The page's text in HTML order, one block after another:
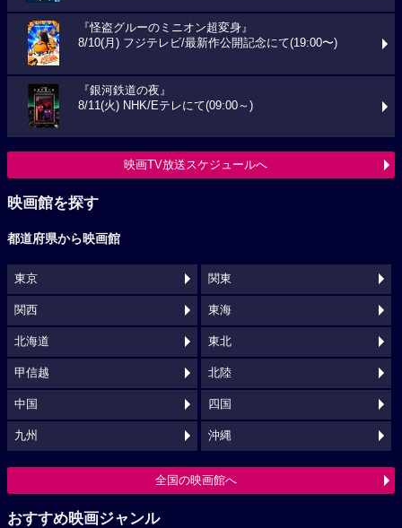
『怪盗グルーのミニオン超変身』
8/10(月) フジテレビ/最新作公開記念にて(19:00〜)
『銀河鉄道の夜』
8/11(火) NHK/Eテレにて(09:00～)
映画TV放送スケジュールへ
映画館を探す
都道府県から映画館
東京 関東
関西 東海
北海道 東北
甲信越 北陸
中国 四国
九州 沖縄
全国の映画館へ
おすすめ映画ジャンル